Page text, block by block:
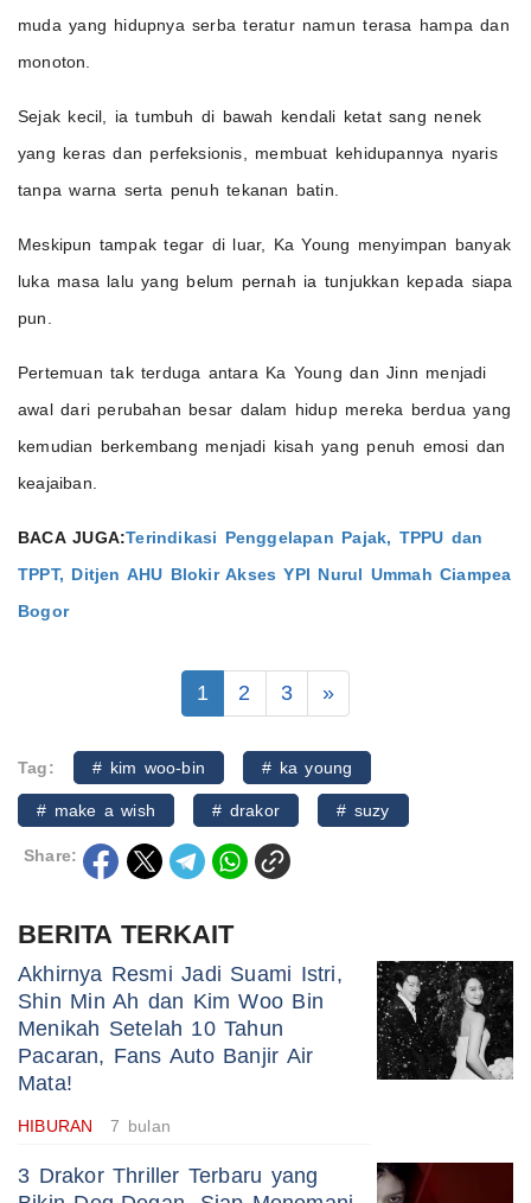
muda yang hidupnya serba teratur namun terasa hampa dan
monoton.
Sejak kecil, ia tumbuh di bawah kendali ketat sang nenek
yang keras dan perfeksionis, membuat kehidupannya nyaris
tanpa warna serta penuh tekanan batin.
Meskipun tampak tegar di luar, Ka Young menyimpan banyak
luka masa lalu yang belum pernah ia tunjukkan kepada siapa
pun.
Pertemuan tak terduga antara Ka Young dan Jinn menjadi
awal dari perubahan besar dalam hidup mereka berdua yang
kemudian berkembang menjadi kisah yang penuh emosi dan
keajaiban.
BACA JUGA:Terindikasi Penggelapan Pajak, TPPU dan
TPPT, Ditjen AHU Blokir Akses YPI Nurul Ummah Ciampea
Bogor
1 2 3 »
Tag: # kim woo-bin # ka young
# make a wish # drakor # suzy
Share:
BERITA TERKAIT
Akhirnya Resmi Jadi Suami Istri,
Shin Min Ah dan Kim Woo Bin
Menikah Setelah 10 Tahun
Pacaran, Fans Auto Banjir Air
Mata!
HIBURAN 7 bulan
3 Drakor Thriller Terbaru yang